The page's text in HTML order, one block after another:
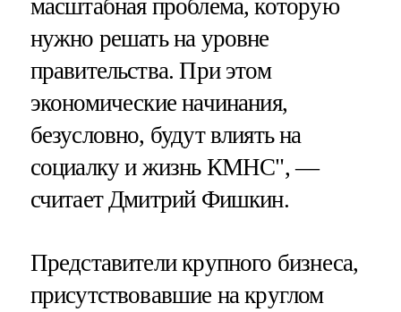
масштабная проблема, которую
нужно решать на уровне
правительства. При этом
экономические начинания,
безусловно, будут влиять на
социалку и жизнь КМНС", —
считает Дмитрий Фишкин.
Представители крупного бизнеса,
присутствовавшие на круглом